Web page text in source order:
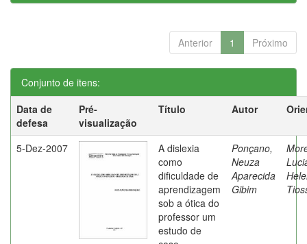
Anterior 1 Próximo
Conjunto de itens:
Data de
defesa
Pré-
visualização
Título Autor
5-Dez-2007
A dislexia
como
dificuldade de
aprendizagem
sob a ótica do
professor um
estudo de
Ponçano,
Neuza
Aparecida
Gibim